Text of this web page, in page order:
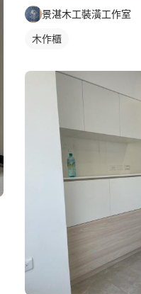
景湛木工裝潢工作室
木作櫃